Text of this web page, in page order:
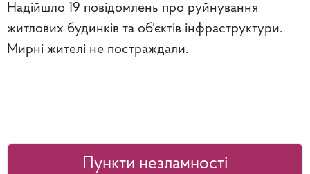
Надійшло 19 повідомлень про руйнування
житлових будинків та об'єктів інфраструктури.
Мирні жителі не постраждали.
Пункти незламності